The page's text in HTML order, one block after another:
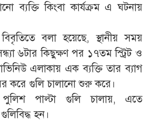
ব্যক্তি কিংবা কার্যক্রম এ ঘটনায়
বিবৃতিতে বলা হয়েছে, স্থানীয় সময়
৬টার কিছুক্ষণ পর ১৭তম স্ট্রিট ও
এলাকায় এক ব্যক্তি তার ব্যাগ
করে গুলি চালানো শুরু করে।
পুলিশ পাল্টা গুলি চালায়, এতে
হন।